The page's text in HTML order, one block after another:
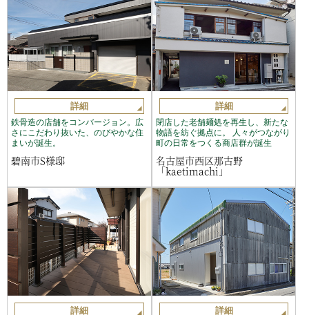
詳細
鉄骨造の店舗をコンバージョン。広
さにこだわり抜いた、のびやかな住
まいが誕生。
碧南市S様邸
詳細
閉店した老舗麺処を再生し、新たな
物語を紡ぐ拠点に。 人々がつながり
町の日常をつくる商店群が誕生
名古屋市西区那古野
「kaetimachi」
詳細 詳細